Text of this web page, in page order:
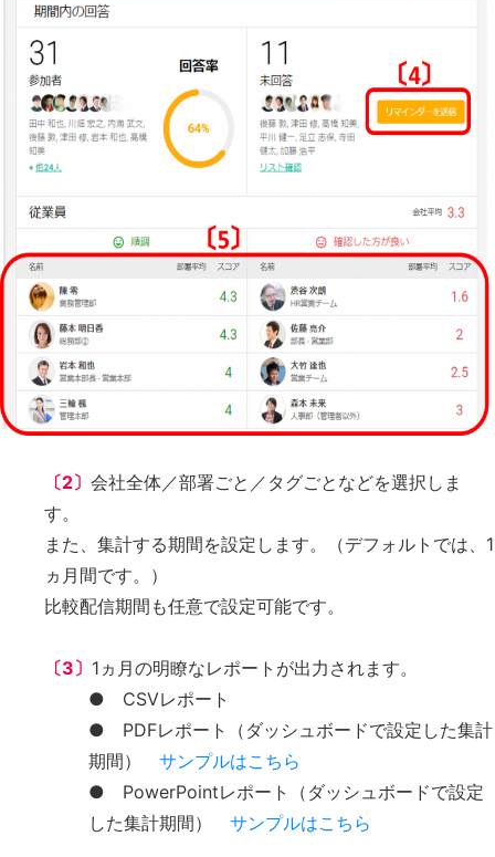
〔2〕 会社全体／部署ごと／タグごとなどを選択しま
す。
また、集計する期間を設定します。（デフォルトでは、1
ヵ月間です。）
比較配信期間も任意で設定可能です。
〔3〕 1ヵ月の明瞭なレポートが出力されます。
● CSVレポート
● PDFレポート（ダッシュボードで設定した集計
期間） サンプルはこちら
● PowerPointレポート（ダッシュボードで設定
した集計期間） サンプルはこちら